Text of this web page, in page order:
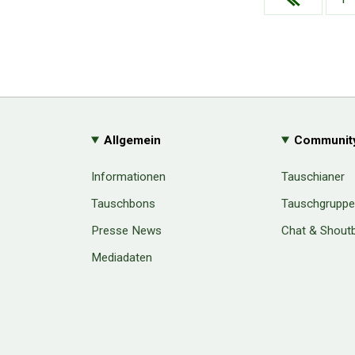
Allgemein
Informationen
Tauschbons
Presse News
Mediadaten
Tauschianer
Chat &